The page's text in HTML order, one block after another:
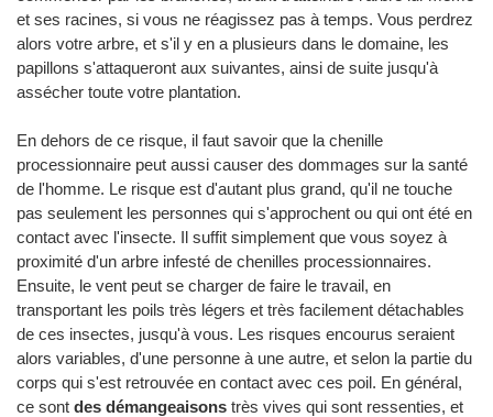
et ses racines, si vous ne réagissez pas à temps. Vous perdrez
alors votre arbre, et s'il y en a plusieurs dans le domaine, les
papillons s'attaqueront aux suivantes, ainsi de suite jusqu'à
assécher toute votre plantation.
En dehors de ce risque, il faut savoir que la chenille
processionnaire peut aussi causer des dommages sur la santé
de l'homme. Le risque est d'autant plus grand, qu'il ne touche
pas seulement les personnes qui s'approchent ou qui ont été en
contact avec l'insecte. Il suffit simplement que vous soyez à
proximité d'un arbre infesté de chenilles processionnaires.
Ensuite, le vent peut se charger de faire le travail, en
transportant les poils très légers et très facilement détachables
de ces insectes, jusqu'à vous. Les risques encourus seraient
alors variables, d'une personne à une autre, et selon la partie du
corps qui s'est retrouvée en contact avec ces poil. En général,
ce sont des démangeaisons très vives qui sont ressenties, et